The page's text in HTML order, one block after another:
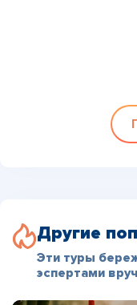
Другие
Эти туры
эспертами